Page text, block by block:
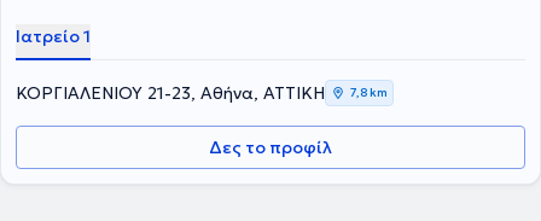
Ιατρείο 1
ΚΟΡΓΙΑΛΕΝΙΟΥ 21-23, Αθήνα, ΑΤΤΙΚΗ 7,8 km
Δες το προφίλ